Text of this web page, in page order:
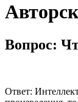
Вопрос:
Ответ: